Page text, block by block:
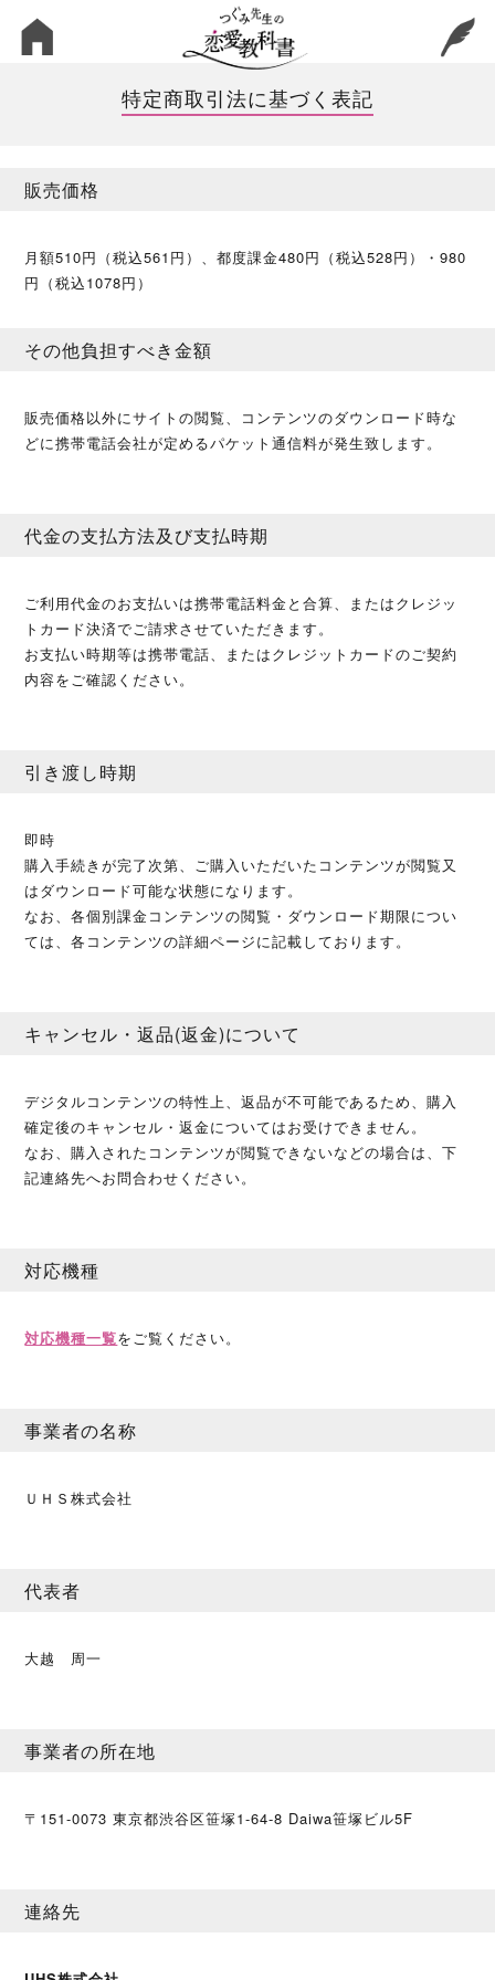
特定商取引法に基づく表記
販売価格
月額510円（税込561円）、都度課金480円（税込528円）・980
円（税込1078円）
その他負担すべき金額
販売価格以外にサイトの閲覧、コンテンツのダウンロード時な
どに携帯電話会社が定めるパケット通信料が発生致します。
代金の支払方法及び支払時期
ご利用代金のお支払いは携帯電話料金と合算、またはクレジッ
トカード決済でご請求させていただきます。
お支払い時期等は携帯電話、またはクレジットカードのご契約
内容をご確認ください。
引き渡し時期
即時
購入手続きが完了次第、ご購入いただいたコンテンツが閲覧又
はダウンロード可能な状態になります。
なお、各個別課金コンテンツの閲覧・ダウンロード期限につい
ては、各コンテンツの詳細ページに記載しております。
キャンセル・返品(返金)について
デジタルコンテンツの特性上、返品が不可能であるため、購入
確定後のキャンセル・返金についてはお受けできません。
なお、購入されたコンテンツが閲覧できないなどの場合は、下
記連絡先へお問合わせください。
対応機種
対応機種一覧をご覧ください。
事業者の名称
ＵＨＳ株式会社
代表者
大越 周一
事業者の所在地
〒151-0073 東京都渋谷区笹塚1-64-8 Daiwa笹塚ビル5F
連絡先